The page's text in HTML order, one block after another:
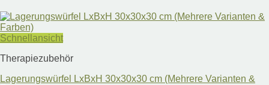
Schnellansicht
Therapiezubehör
Lagerungswürfel LxBxH 30x30x30 cm (Mehrere Varianten &